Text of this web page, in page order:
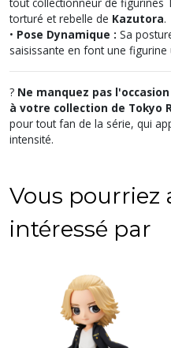
torturé et rebelle de Kazutora.
• Pose Dynamique : Sa
saisissante en font une figurine
? Ne manquez pas
à votre collection de Tokyo
pour tout fan de la série, qui
intensité.
Vous pourriez
intéressé par